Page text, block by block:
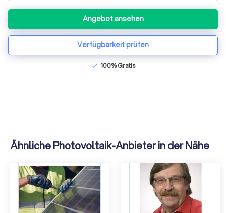
gerechnet das es noch am selben Tag klappt. Es war
schließlich Urlaubszeit und Handwerker sind rar. Vielen
Dank! Von mir 6 Sterne!
Angebot ansehen
Verfügbarkeit prüfen
check 100% Gratis
Ähnliche Photovoltaik-Anbieter in der Nähe